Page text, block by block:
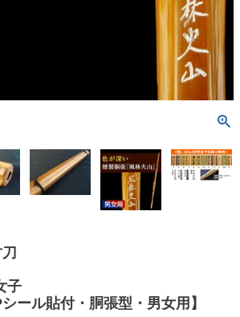
子
ール貼付・胴張型・男女用】